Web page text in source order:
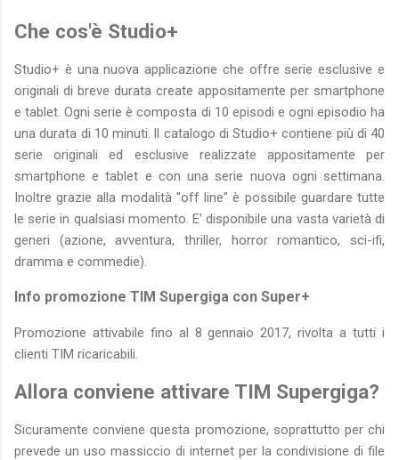
Che cos'è Studio+
Studio+ è una nuova applicazione che offre serie esclusive e
originali di breve durata create appositamente per smartphone
e tablet. Ogni serie è composta di 10 episodi e ogni episodio ha
una durata di 10 minuti. ll catalogo di Studio+ contiene più di 40
serie originali ed esclusive realizzate appositamente per
smartphone e tablet e con una serie nuova ogni settimana.
Inoltre grazie alla modalità "off line" è possibile guardare tutte
le serie in qualsiasi momento. E' disponibile una vasta varietà di
generi (azione, avventura, thriller, horror romantico, sci-ifi,
dramma e commedie).
Info promozione TIM Supergiga con Super+
Promozione attivabile fino al 8 gennaio 2017, rivolta a tutti i
clienti TIM ricaricabili.
Allora conviene attivare TIM Supergiga?
Sicuramente conviene questa promozione, soprattutto per chi
prevede un uso massiccio di internet per la condivisione di file